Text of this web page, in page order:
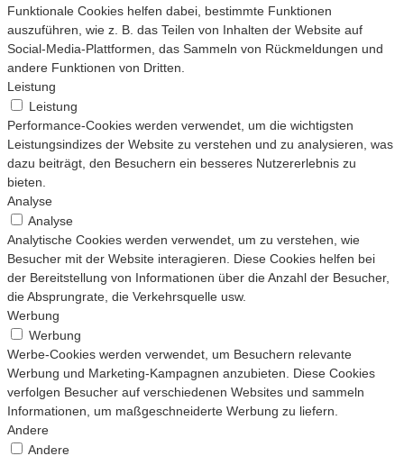
Funktionale Cookies helfen dabei, bestimmte Funktionen
auszuführen, wie z. B. das Teilen von Inhalten der Website auf
Social-Media-Plattformen, das Sammeln von Rückmeldungen und
andere Funktionen von Dritten.
Leistung
Leistung
Performance-Cookies werden verwendet, um die wichtigsten
Leistungsindizes der Website zu verstehen und zu analysieren, was
dazu beiträgt, den Besuchern ein besseres Nutzererlebnis zu
bieten.
Analyse
Analyse
Analytische Cookies werden verwendet, um zu verstehen, wie
Besucher mit der Website interagieren. Diese Cookies helfen bei
der Bereitstellung von Informationen über die Anzahl der Besucher,
die Absprungrate, die Verkehrsquelle usw.
Werbung
Werbung
Werbe-Cookies werden verwendet, um Besuchern relevante
Werbung und Marketing-Kampagnen anzubieten. Diese Cookies
verfolgen Besucher auf verschiedenen Websites und sammeln
Informationen, um maßgeschneiderte Werbung zu liefern.
Andere
Andere